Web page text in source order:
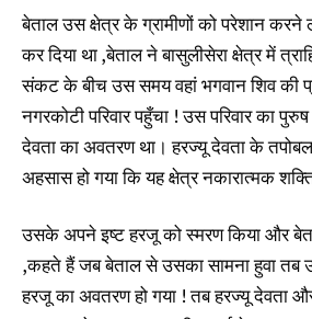
बेताल उस क्षेत्र के ग्रामीणों को परेशान करने
कर दिया था ,बेताल ने बासुलीसेरा क्षेत्र में
संकट के बीच उस समय वहां भगवान शिव की
नगरकोटी परिवार पहुँचा ! उस परिवार का
देवता का अवतरण था। हरज्यू देवता के
अहसास हो गया कि यह क्षेत्र नकारात्मक
उसके अपने इष्ट हरजू को स्मरण किया और
,कहते हैं जब बेताल से उसका सामना हुवा तब
हरजू का अवतरण हो गया ! तब हरज्यू देवता